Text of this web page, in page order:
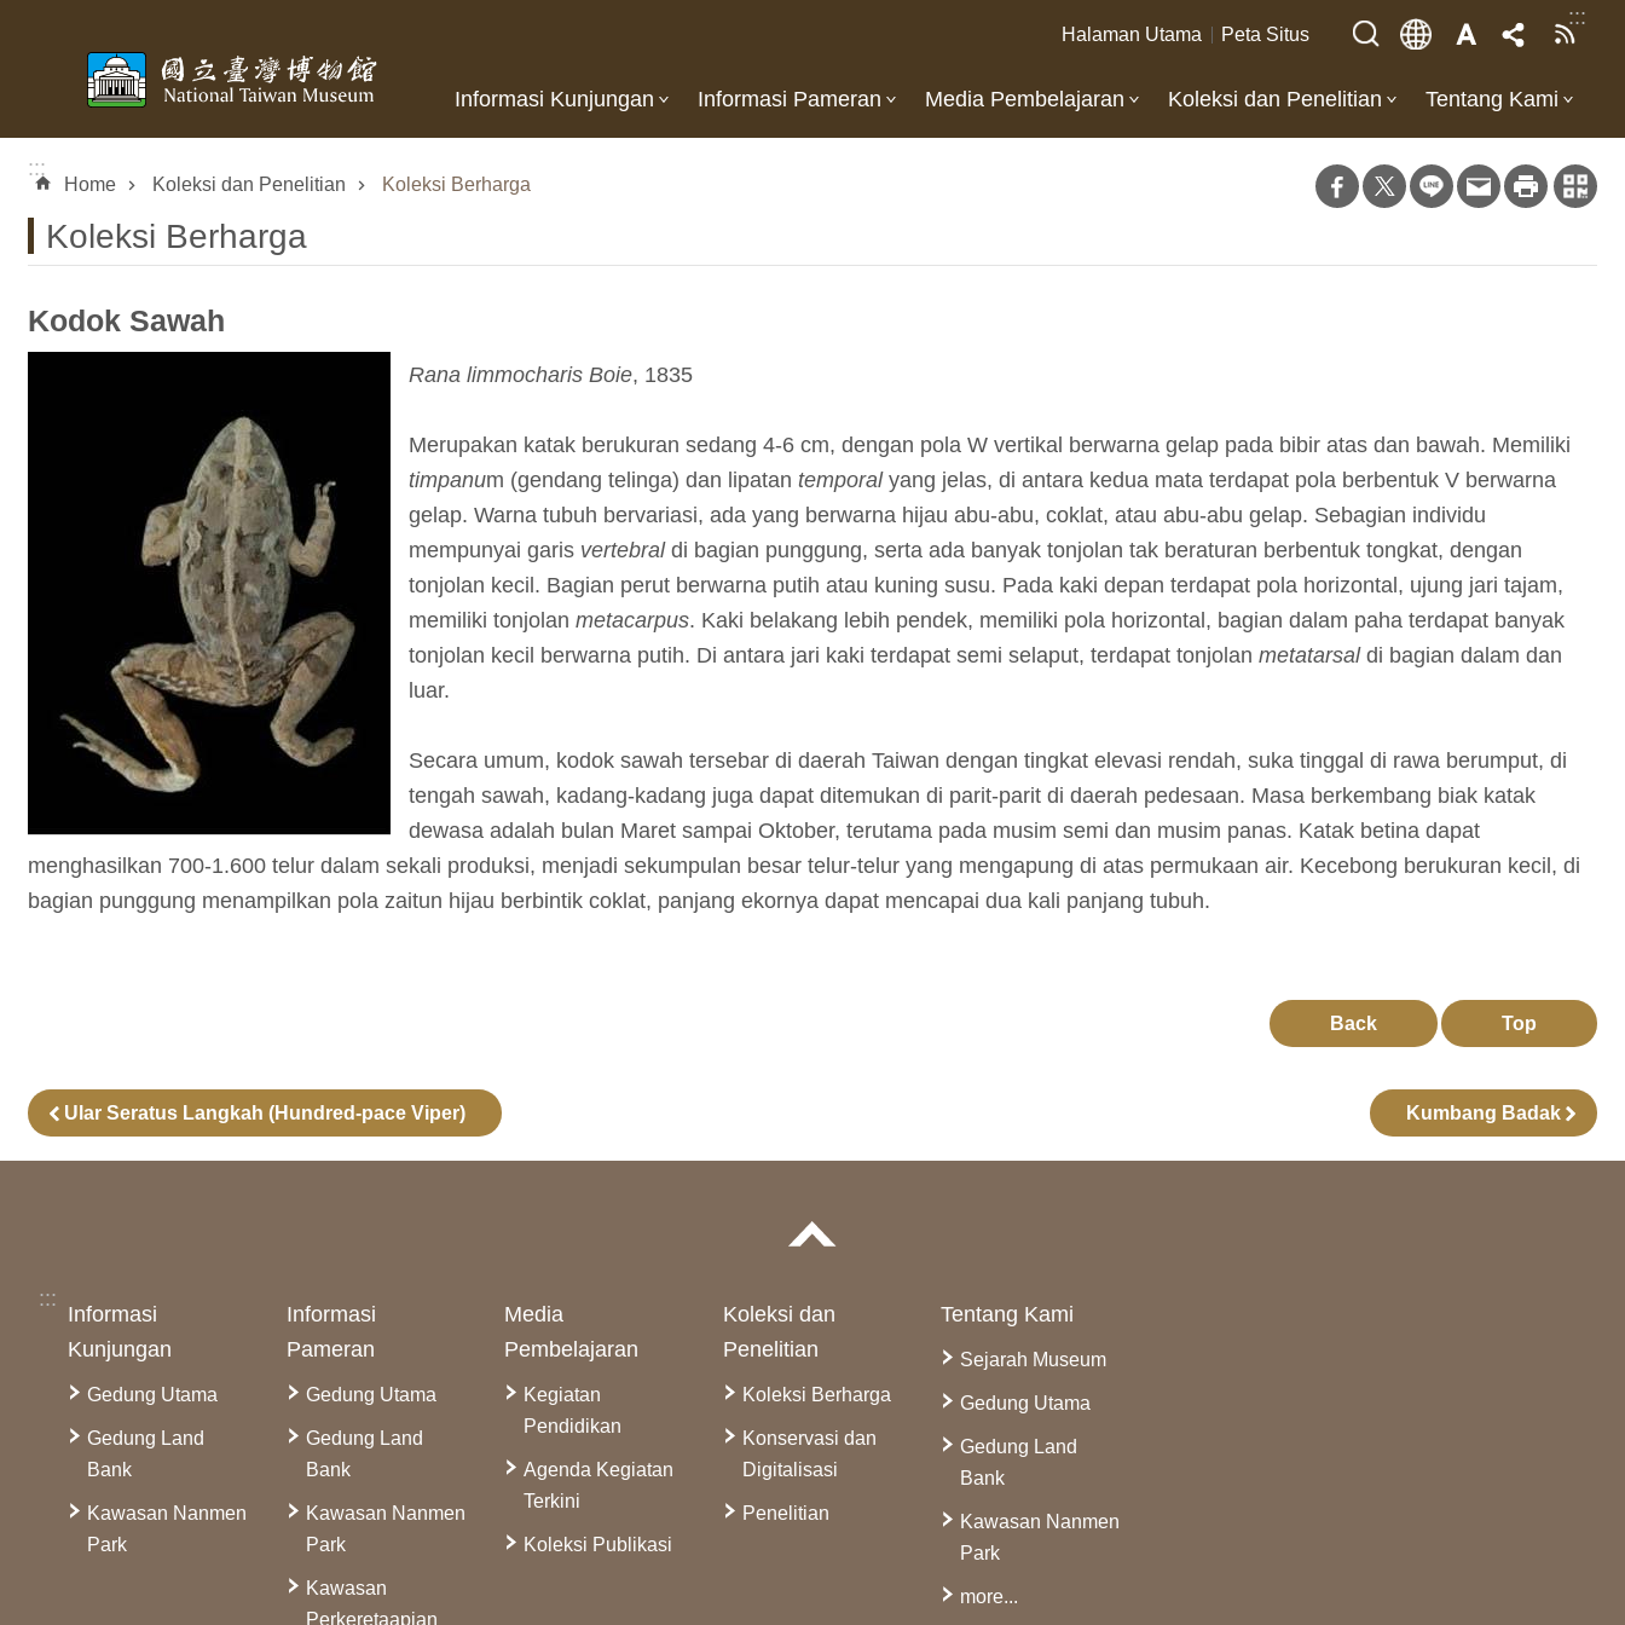
:::
Halaman Utama Peta Situs
Informasi Kunjungan Informasi Pameran Media Pembelajaran Koleksi dan Penelitian Tentang Kami
:::
Home Koleksi dan Penelitian Koleksi Berharga
Koleksi Berharga
Kodok Sawah
Rana limmocharis Boie, 1835
Merupakan katak berukuran sedang 4-6 cm, dengan pola W vertikal berwarna gelap pada bibir atas dan bawah. Memiliki
timpanum (gendang telinga) dan lipatan temporalyang jelas, di antara kedua mata terdapat pola berbentuk V berwarna
gelap. Warna tubuh bervariasi, ada yang berwarna hijau abu-abu, coklat, atau abu-abu gelap. Sebagian individu
mempunyai garis vertebraldi bagian punggung, serta ada banyak tonjolan tak beraturan berbentuk tongkat, dengan
tonjolan kecil. Bagian perut berwarna putih atau kuning susu. Pada kaki depan terdapat pola horizontal, ujung jari tajam,
memiliki tonjolan metacarpus. Kaki belakang lebih pendek, memiliki pola horizontal, bagian dalam paha terdapat banyak
tonjolan kecil berwarna putih. Di antara jari kaki terdapat semi selaput, terdapat tonjolan metatarsaldi bagian dalam dan
luar.
Secara umum, kodok sawah tersebar di daerah Taiwan dengan tingkat elevasi rendah, suka tinggal di rawa berumput, di
tengah sawah, kadang-kadang juga dapat ditemukan di parit-parit di daerah pedesaan. Masa berkembang biak katak
dewasa adalah bulan Maret sampai Oktober, terutama pada musim semi dan musim panas. Katak betina dapat
menghasilkan 700-1.600 telur dalam sekali produksi, menjadi sekumpulan besar telur-telur yang mengapung di atas permukaan air. Kecebong berukuran kecil, di
bagian punggung menampilkan pola zaitun hijau berbintik coklat, panjang ekornya dapat mencapai dua kali panjang tubuh.
Back Top
Ular Seratus Langkah (Hundred-pace Viper) Kumbang Badak
:::
Informasi
Kunjungan
Gedung Utama
Gedung Land
Bank
Kawasan Nanmen
Park
Informasi
Pameran
Gedung Utama
Gedung Land
Bank
Kawasan Nanmen
Park
Kawasan
Perkeretaapian
Media
Pembelajaran
Kegiatan
Pendidikan
Agenda Kegiatan
Terkini
Koleksi Publikasi
Koleksi dan
Penelitian
Koleksi Berharga
Konservasi dan
Digitalisasi
Penelitian
Tentang Kami
Sejarah Museum
Gedung Utama
Gedung Land
Bank
Kawasan Nanmen
Park
more...